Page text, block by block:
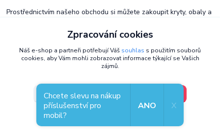
Prostřednictvím našeho obchodu si můžete zakoupit kryty, obaly a
4G. Nechte náš ochranný příslušenství chránit váš telefon Xiaomi
Redmi Note 13 Pro 4G a zachovat jeho stylový vzhled.
Náš obchod se specializuje na zajímavá pouzdra, obaly i kryty od
jiných, kteří nabízí originální kryty na velké spektrum zařízení.
Vyzkoušejte obal, pouzdro či kryt a budete spokojeni.
Zpracování cookies
Náš e-shop a partneři potřebují Váš souhlas s použitím souborů
cookies, aby Vám mohli zobrazovat informace týkající se Vašich
zájmů.
Nastavení V pořádku, jdu si vybrat
Souhlas můžete odmítnout
Chcete slevu na nákup
příslušenství pro
mobil?
ANO X